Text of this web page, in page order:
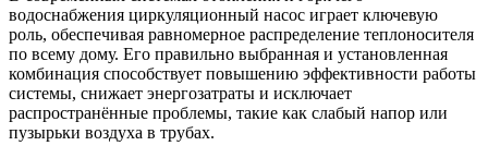
водоснабжения циркуляционный насос играет ключевую
роль, обеспечивая равномерное распределение теплоносителя
по всему дому. Его правильно выбранная и установленная
комбинация способствует повышению эффективности работы
системы, снижает энергозатраты и исключает
распространённые проблемы, такие как слабый напор или
пузырьки воздуха в трубах.